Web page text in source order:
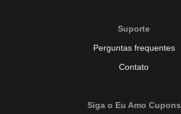
Suporte
Perguntas frequentes
Contato
Siga o Eu Amo Cupons